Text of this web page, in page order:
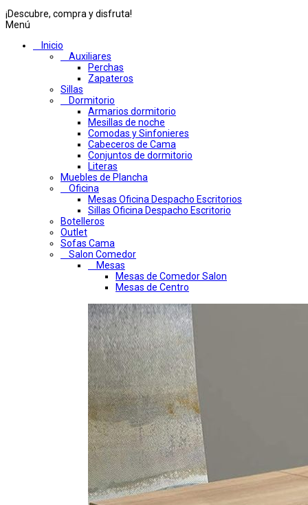
¡Descubre, compra y disfruta!
Menú
Inicio
Auxiliares
Perchas
Zapateros
Sillas
Dormitorio
Armarios dormitorio
Mesillas de noche
Comodas y Sinfonieres
Cabeceros de Cama
Conjuntos de dormitorio
Literas
Muebles de Plancha
Oficina
Mesas Oficina Despacho Escritorios
Sillas Oficina Despacho Escritorio
Botelleros
Outlet
Sofas Cama
Salon Comedor
Mesas
Mesas de Comedor Salon
Mesas de Centro